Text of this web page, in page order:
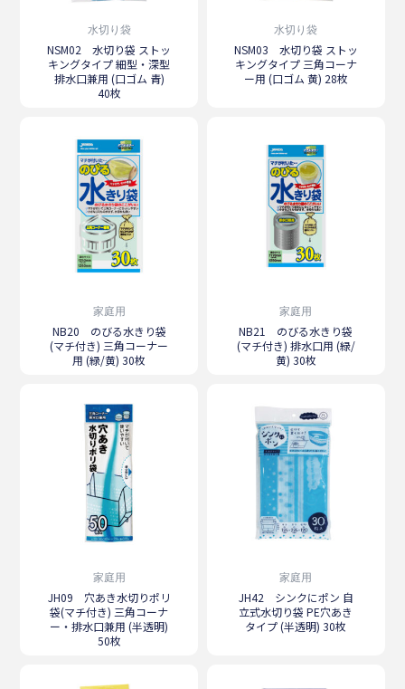
水切り袋
NSM02 水切り袋 ストッ
キングタイプ 細型・深型
排水口兼用 (口ゴム 青)
40枚
水切り袋
NSM03 水切り袋 ストッ
キングタイプ 三角コーナ
ー用 (口ゴム 黄) 28枚
家庭用
NB20 のびる水きり袋
(マチ付き) 三角コーナー
用 (緑/黄) 30枚
家庭用
NB21 のびる水きり袋
(マチ付き) 排水口用 (緑/
黄) 30枚
家庭用
JH09 穴あき水切りポリ
袋(マチ付き) 三角コーナ
ー・排水口兼用 (半透明)
50枚
家庭用
JH42 シンクにポン 自
立式水切り袋 PE穴あき
タイプ (半透明) 30枚